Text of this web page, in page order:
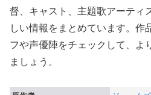
督、キャスト、主題歌アーティ
しい情報をまとめています。作
フや声優陣をチェックして、よ
ましょう。